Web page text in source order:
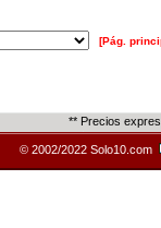
[Pág.
** Precios
© 2002/2022 Solo10.com